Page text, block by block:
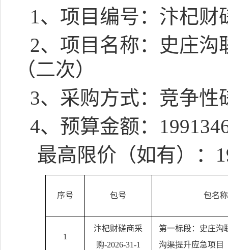
1、项目编号：汴杞财
2、项目名称：史庄沟
（二次）
3、采购方式：竞争性
4、预算金额：
最高限价（如有）：
序号 包号 包名称
1
汴杞财磋商采
购-2026-31-1
第一标段：史庄沟
沟渠提升应急项目